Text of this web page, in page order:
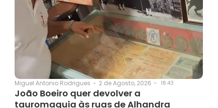
Miguel Antonio Rodrigues - 2 de Agosto, 2026 - 18:43
João Boeiro quer devolver a
tauromaquia às ruas de Alhandra